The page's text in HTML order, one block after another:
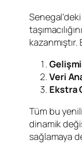
Senegal’deki
Veri
Ekstra
Tüm bu
dinamik
sağlamaya